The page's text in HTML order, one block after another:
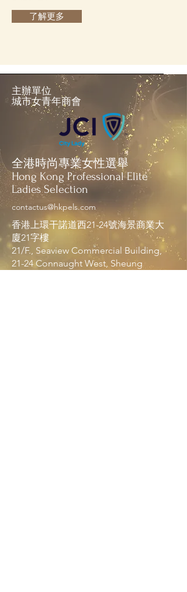
了解更多
主辦單位
城市女青年商會
全港時尚專業女性選舉
Hong Kong Professional Elite
Ladies Selection
contactus@hkpels.com
香港上環干諾道西21-24號海景商業大
廈21字樓
21/F., Seaview Commercial Building,
21-24 Connaught West, Sheung